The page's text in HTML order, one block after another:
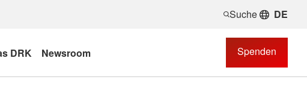
Suche DE
DRK Newsroom Spenden